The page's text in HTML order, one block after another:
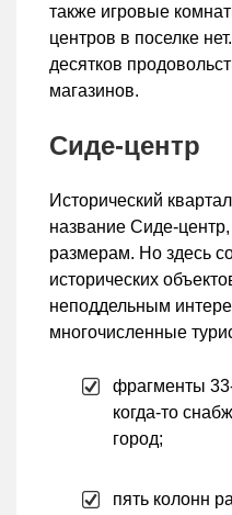
также игровые
центров в поселке
десятков
магазинов.
Сиде-центр
Исторический
название Сиде-
размерам. Но здесь
исторических
неподдельным
многочисленные
фрагменты
когда-то
город;
пять колонн